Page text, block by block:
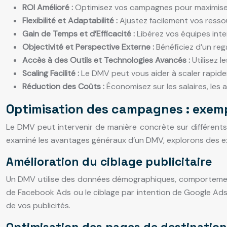
ROI Amélioré :Optimisez vos campagnes pour
Flexibilité et Adaptabilité :Ajustez facilement vos
Gain de Temps et d’Efficacité :Libérez vos équipes
Objectivité et Perspective Externe :Bénéficiez d’un
Accès à des Outils et Technologies Avancés :Utilisez
Scaling Facilité :Le DMV peut vous aider à scaler
Réduction des Coûts :Économisez sur les salaires,
Optimisation des campagnes :
Le DMV peut intervenir de manière concrète sur
examiné les avantages généraux d’un DMV, explorons
Amélioration du ciblage publicitaire
Un DMV utilise des données démographiques,
de Facebook Ads ou le ciblage par intention de Google
de vos publicités.